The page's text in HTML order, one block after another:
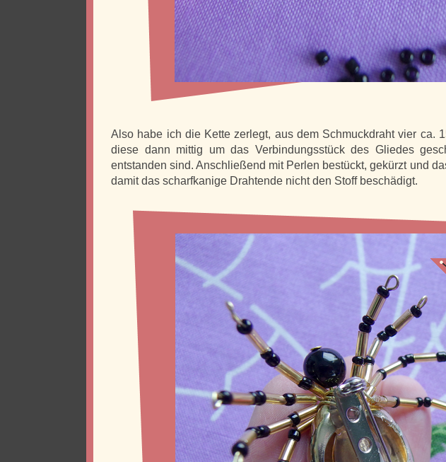
Also habe ich die Kette zerlegt, aus dem Schmuckdraht vier ca.
diese dann mittig um das Verbindungsstück des Gliedes
entstanden sind. Anschließend mit Perlen bestückt, gekürzt und
damit das scharfkanige Drahtende nicht den Stoff beschädigt.